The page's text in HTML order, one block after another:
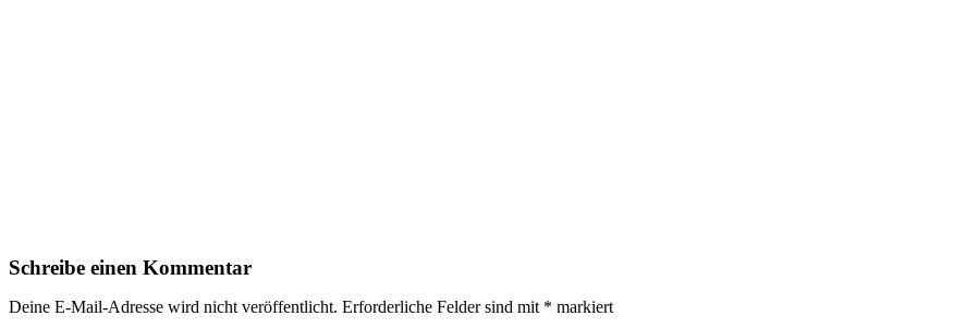
Schreibe einen Kommentar
Deine E-Mail-Adresse wird nicht veröffentlicht. Erforderliche Felder sind mit * markiert